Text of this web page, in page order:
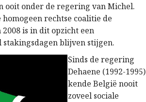
ooit onder de regering van Michel.
rechtse coalitie de
is in dit opzicht een
blijven stijgen.
Sinds de regering
Dehaene (1992-1995)
kende België nooit
zoveel sociale